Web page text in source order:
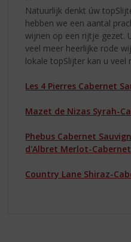
Natuurlijk denkt úw
hebben we een aantal
wijnen op een rijtje gezet.
veel meer heerlijke rode
lokale topSlijter kan u veel
Les 4 Pierres Cabernet
Mazet de Nizas Syrah-
Phebus Cabernet
d'Albret Merlot-
Country Lane Shiraz-